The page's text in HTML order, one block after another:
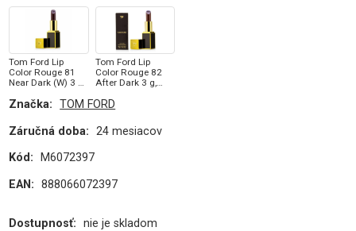
Tom Ford Lip
Color Rouge 81
Near Dark (W) 3 g,
Tom Ford Lip
Color Rouge 82
After Dark 3 g,
cena € 58,-)
Značka: TOM FORD
Záručná doba: 24 mesiacov
Kód: M6072397
EAN: 888066072397
Dostupnosť: nie je skladom